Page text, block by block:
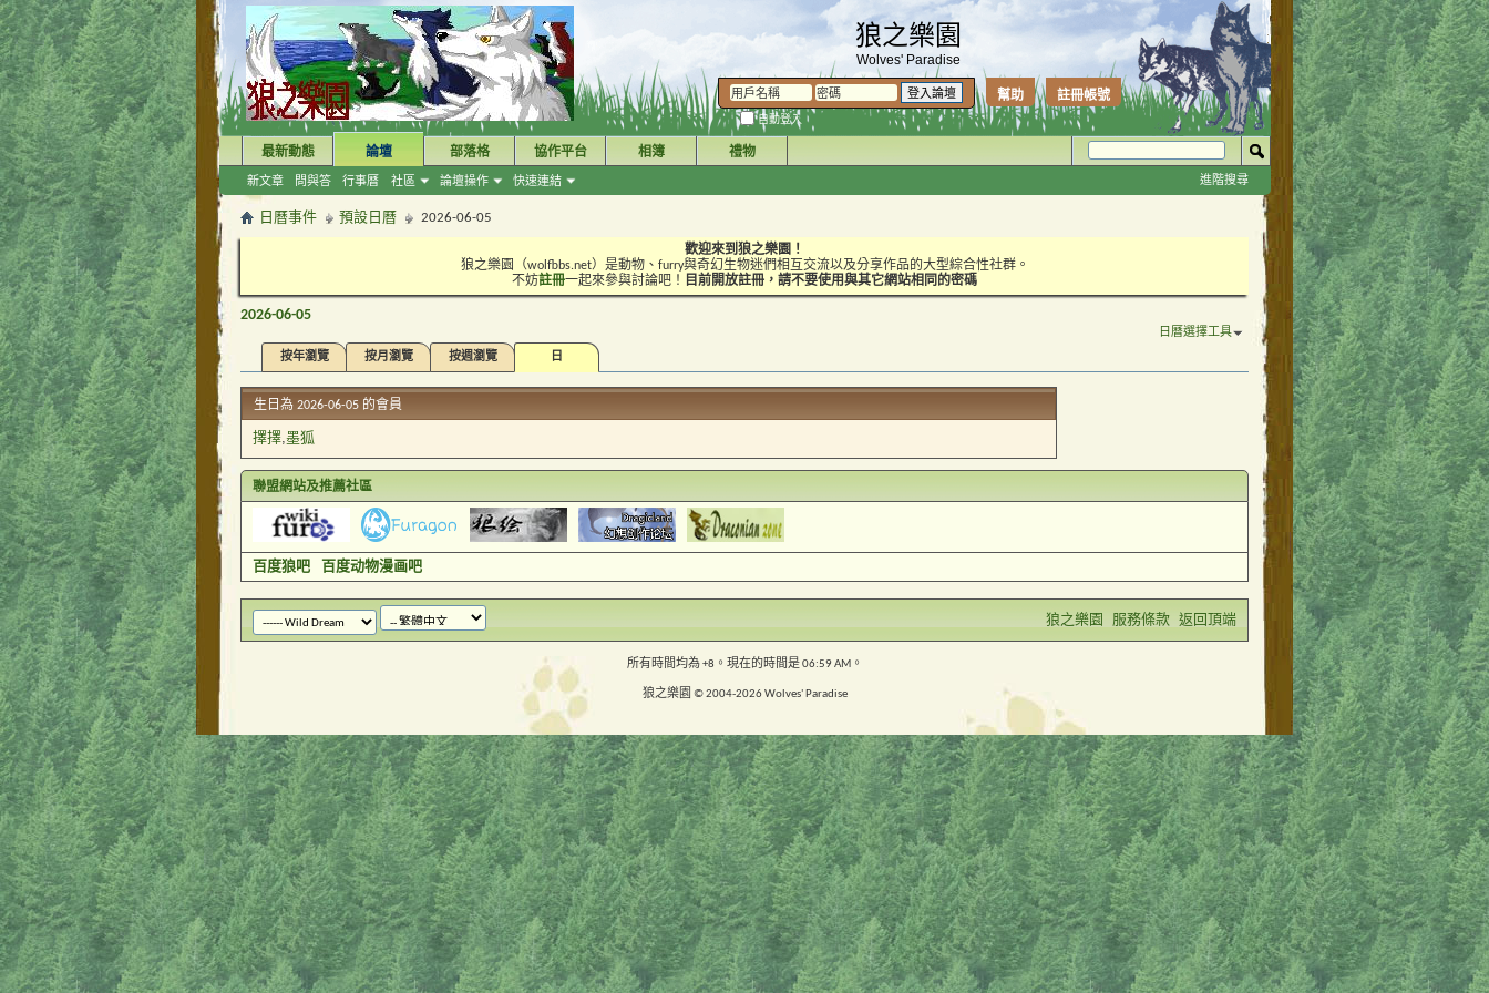
狼之樂園
Wolves' Paradise
註冊帳號
幫助
自動登入
最新動態 論壇
新文章 問與答 行事曆 社區 論壇操作 快速連結
部落格 協作平台 相簿 禮物
進階搜尋
日曆事件 預設日曆 2026-06-05
歡迎來到狼之樂園！
狼之樂園（wolfbbs.net）是動物、furry與奇幻生物迷們相互交流以及分享作品的大型綜合性社群。
不妨註冊一起來參與討論吧！ 目前開放註冊，請不要使用與其它網站相同的密碼
2026-06-05
日曆選擇工具
按年瀏覽
按月瀏覽 按週瀏覽 日
生日為 2026-06-05 的會員
擇擇 墨狐
聯盟網站及推薦社區
百度狼吧 百度动物漫画吧
狼之樂園 服務條款 返回頂端
所有時間均為+8 。現在的時間是06:59 AM 。
狼之樂園 © 2004-2026 Wolves' Paradise